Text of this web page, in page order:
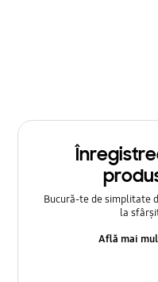
Bucură-te de simplitate
la
Află mai